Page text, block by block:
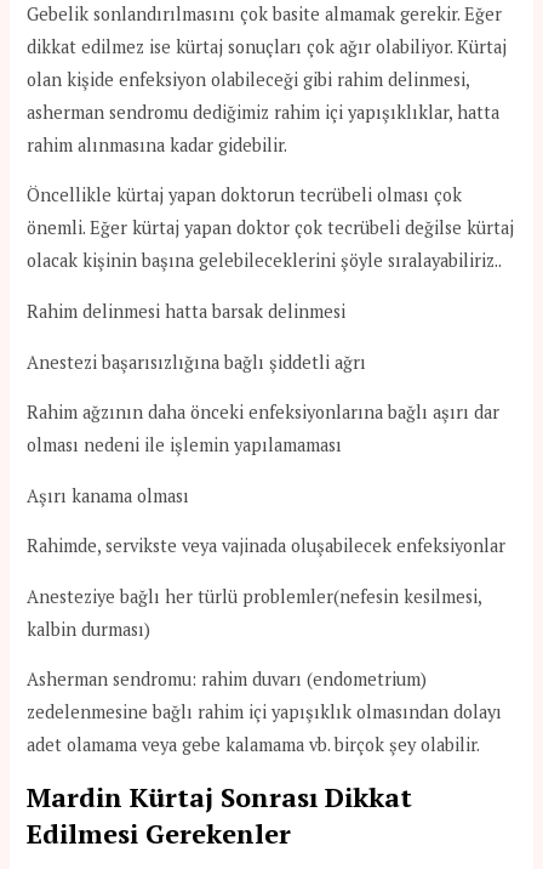
Gebelik sonlandırılmasını çok basite almamak gerekir. Eğer
dikkat edilmez ise kürtaj sonuçları çok ağır olabiliyor. Kürtaj
olan kişide enfeksiyon olabileceği gibi rahim delinmesi,
asherman sendromu dediğimiz rahim içi yapışıklıklar, hatta
rahim alınmasına kadar gidebilir.
Öncellikle kürtaj yapan doktorun tecrübeli olması çok
önemli. Eğer kürtaj yapan doktor çok tecrübeli değilse kürtaj
olacak kişinin başına gelebileceklerini şöyle sıralayabiliriz..
Rahim delinmesi hatta barsak delinmesi
Anestezi başarısızlığına bağlı şiddetli ağrı
Rahim ağzının daha önceki enfeksiyonlarına bağlı aşırı dar
olması nedeni ile işlemin yapılamaması
Aşırı kanama olması
Rahimde, servikste veya vajinada oluşabilecek enfeksiyonlar
Anesteziye bağlı her türlü problemler(nefesin kesilmesi,
kalbin durması)
Asherman sendromu: rahim duvarı (endometrium)
zedelenmesine bağlı rahim içi yapışıklık olmasından dolayı
adet olamama veya gebe kalamama vb. birçok şey olabilir.
Mardin Kürtaj Sonrası Dikkat
Edilmesi Gerekenler